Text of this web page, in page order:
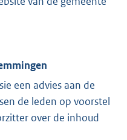
een advies aan de
de leden op voorstel
over de inhoud